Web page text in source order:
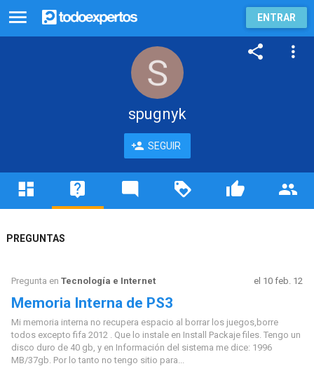
ENTRAR
spugnyk
SEGUIR
PREGUNTAS
Pregunta en Tecnología e Internet el 10 feb. 12
Memoria Interna de PS3
Mi memoria interna no recupera espacio al borrar los juegos,borre
todos excepto fifa 2012 . Que lo instale en Install Packaje files. Tengo un
disco duro de 40 gb, y en Información del sistema me dice: 1996
MB/37gb. Por lo tanto no tengo sitio para...